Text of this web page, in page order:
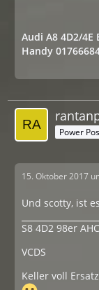
Audi A8 4D2/
Handy
Power
15. Oktober 2017
Und scotty, ist
S8 4D2 98er
VCDS
Keller voll